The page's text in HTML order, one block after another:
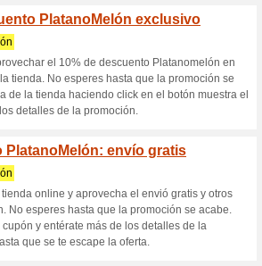
descuentos
p
funcionado Ofertas